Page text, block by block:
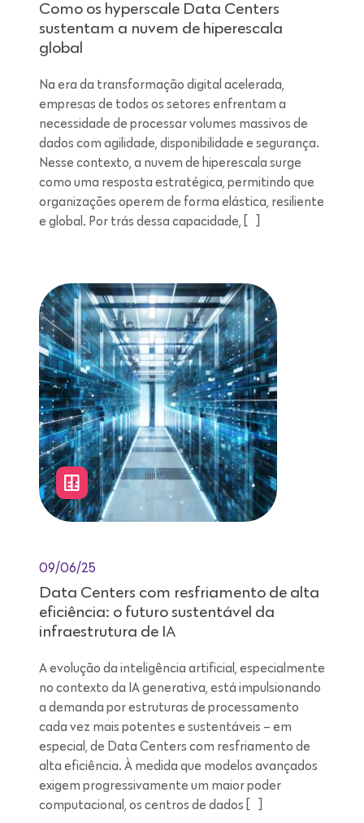
Como os hyperscale Data Centers
sustentam a nuvem de hiperescala
global
Na era da transformação digital acelerada,
empresas de todos os setores enfrentam a
necessidade de processar volumes massivos de
dados com agilidade, disponibilidade e segurança.
Nesse contexto, a nuvem de hiperescala surge
como uma resposta estratégica, permitindo que
organizações operem de forma elástica, resiliente
e global. Por trás dessa capacidade, […]
09/06/25
Data Centers com resfriamento de alta
eficiência: o futuro sustentável da
infraestrutura de IA
A evolução da inteligência artificial, especialmente
no contexto da IA generativa, está impulsionando
a demanda por estruturas de processamento
cada vez mais potentes e sustentáveis – em
especial, de Data Centers com resfriamento de
alta eficiência. À medida que modelos avançados
exigem progressivamente um maior poder
computacional, os centros de dados […]